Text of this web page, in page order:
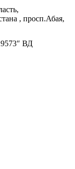
, просп.Абая,
ВД